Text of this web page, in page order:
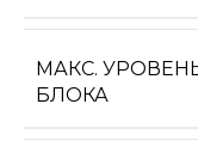
МАКС.
БЛОКА